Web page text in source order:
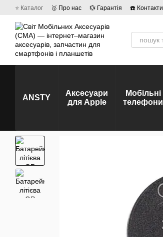
Перейти до основного контенту
⭐ Каталог 🥇 Про нас 💱 Гарантія ☎️ Контакти
ANSTY
Аксесуари
для Apple
Мобільні
телефони